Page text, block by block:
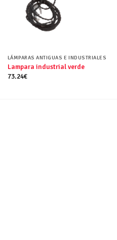
LÁMPARAS ANTIGUAS E INDUSTRIALES
Lampara industrial verde
73.24€